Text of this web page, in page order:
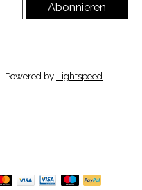
Abonnieren
Powered by Lightspeed